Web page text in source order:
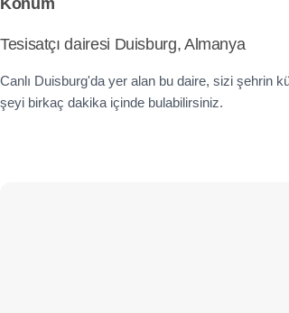
Konum
Tesisatçı dairesi Duisburg, Almanya
Canlı Duisburg'da yer alan bu daire, sizi şehrin
şeyi birkaç dakika içinde bulabilirsiniz.